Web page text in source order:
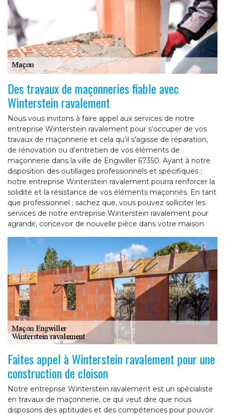
Des travaux de maçonneries fiable avec
Winterstein ravalement
Nous vous invitons à faire appel aux services de notre
entreprise Winterstein ravalement pour s’occuper de vos
travaux de maçonnerie et cela qu’il s’agisse de réparation,
de rénovation ou d’entretien de vos éléments de
maçonnerie dans la ville de Engwiller 67350. Ayant à notre
disposition des outillages professionnels et spécifiques ;
notre entreprise Winterstein ravalement pourra renforcer la
solidité et la résistance de vos éléments maçonnés. En tant
que professionnel ; sachez que, vous pouvez solliciter les
services de notre entreprise Winterstein ravalement pour
agrandir, concevoir de nouvelle pièce dans votre maison.
Faites appel à Winterstein ravalement pour une
construction de cloison
Notre entreprise Winterstein ravalement est un spécialiste
en travaux de maçonnerie, ce qui veut dire que nous
disposons des aptitudes et des compétences pour pouvoir